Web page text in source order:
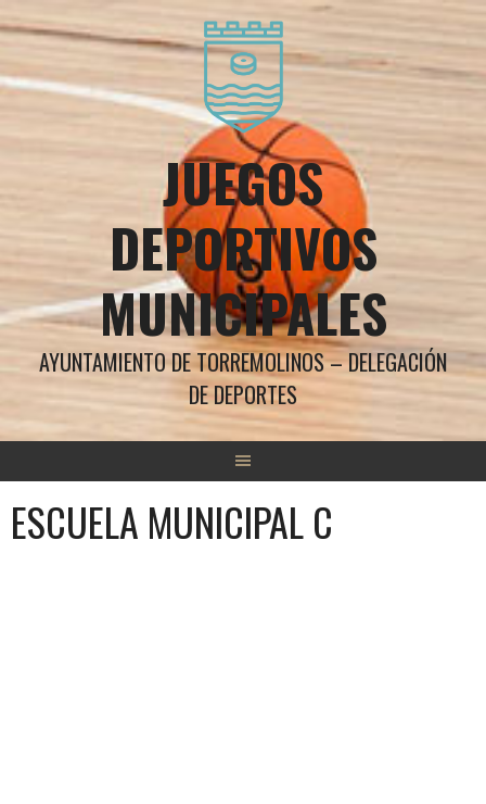
al
JUEGOS
DEPORTIVOS
MUNICIPALES
AYUNTAMIENTO DE TORREMOLINOS – DELEGACIÓN
DE DEPORTES
ESCUELA MUNICIPAL C